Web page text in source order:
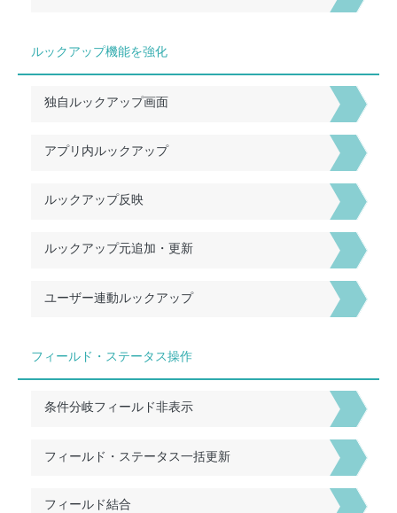
ルックアップ機能を強化
独自ルックアップ画面
アプリ内ルックアップ
ルックアップ反映
ルックアップ元追加・更新
ユーザー連動ルックアップ
フィールド・ステータス操作
条件分岐フィールド非表示
フィールド・ステータス一括更新
フィールド結合